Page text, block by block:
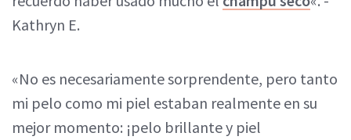
Kathryn E.
«No es necesariamente sorprendente, pero tanto
mi pelo como mi piel estaban realmente en su
mejor momento: ¡pelo brillante y piel